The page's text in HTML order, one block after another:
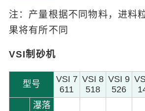
注：产量根据不同物料，进料
果将有所不同
VSI制砂机
型号
VSI 7
611
VSI 8
518
VSI 9
526
瀑落